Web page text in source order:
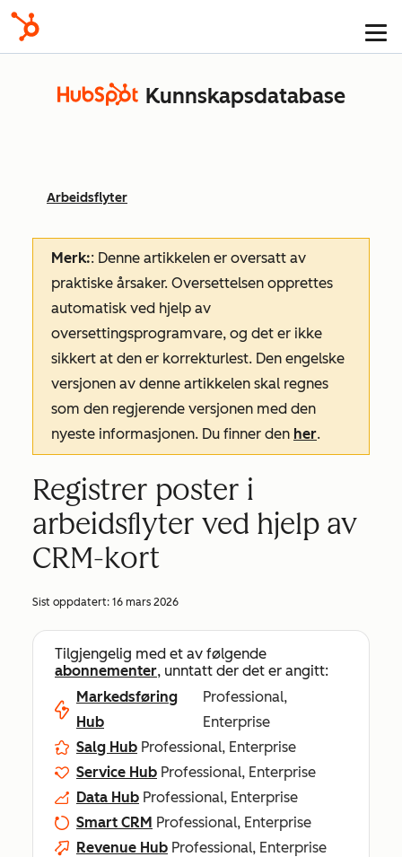
Kunnskapsdatabase
Arbeidsflyter
Merk:: Denne artikkelen er oversatt av
praktiske årsaker. Oversettelsen opprettes
automatisk ved hjelp av
oversettingsprogramvare, og det er ikke
sikkert at den er korrekturlest. Den engelske
versjonen av denne artikkelen skal regnes
som den regjerende versjonen med den
nyeste informasjonen. Du finner den her.
Registrer poster i
arbeidsflyter ved hjelp av
CRM-kort
Sist oppdatert: 16 mars 2026
Tilgjengelig med et av følgende
abonnementer, unntatt der det er angitt:
Markedsføring
Hub
Professional,
Enterprise
Salg Hub Professional, Enterprise
Service Hub Professional, Enterprise
Data Hub Professional, Enterprise
Smart CRM Professional, Enterprise
Revenue Hub Professional, Enterprise